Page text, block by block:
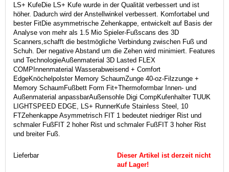
LS+ KufeDie LS+ Kufe wurde in der Qualität verbessert und ist
höher. Dadurch wird der Anstellwinkel verbessert. Komfortabel und
bester FitDie asymmetrische Zehenkappe, entwickelt auf Basis der
Analyse von mehr als 1.5 Mio Spieler-Fußscans des 3D
Scanners,schafft die bestmögliche Verbindung zwischen Fuß und
Schuh. Der negative Abstand um die Zehen wird minimiert. Features
und TechnologieAußenmaterial 3D Lasted FLEX
COMPInnenmaterial Wasserabweisend + Comfort
EdgeKnöchelpolster Memory SchaumZunge 40-oz-Filzzunge +
Memory SchaumFußbett Form Fit+Thermoformbar Innen- und
Außenmaterial anpassbarAußensohle Digi CompKufenhalter TUUK
LIGHTSPEED EDGE, LS+ RunnerKufe Stainless Steel, 10
FTZehenkappe Asymmetrisch FIT 1 bedeutet niedriger Rist und
schmaler FußFIT 2 hoher Rist und schmaler FußFIT 3 hoher Rist
und breiter Fuß.
Lieferbar
Dieser Artikel ist derzeit nicht
auf Lager!